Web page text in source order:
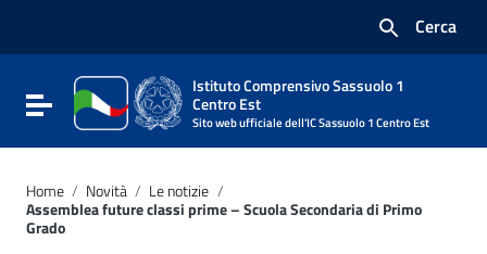
Vai al footer
Cerca
Attiva / disattiva la navigazione
Istituto Comprensivo Sassuolo 1
Centro Est
Sito web ufficiale dell'IC Sassuolo 1 Centro Est
Home / Novità / Le notizie /
Assemblea future classi prime – Scuola Secondaria di Primo
Grado